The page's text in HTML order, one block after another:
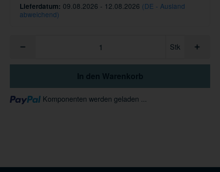
Lieferdatum: 09.08.2026 - 12.08.2026 (DE - Ausland
abweichend)
Stk
Loading... Komponenten werden geladen ...